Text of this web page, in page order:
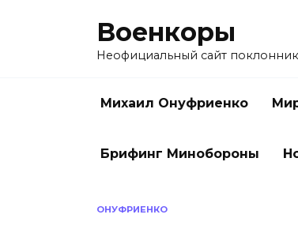
Военкоры
Неофициальный сайт
Михаил Онуфриенко
Брифинг Минобороны
ОНУФРИЕНКО